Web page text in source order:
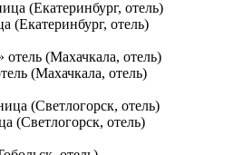
(Екатеринбург, отель)
(Махачкала, отель)
(Светлогорск, отель)